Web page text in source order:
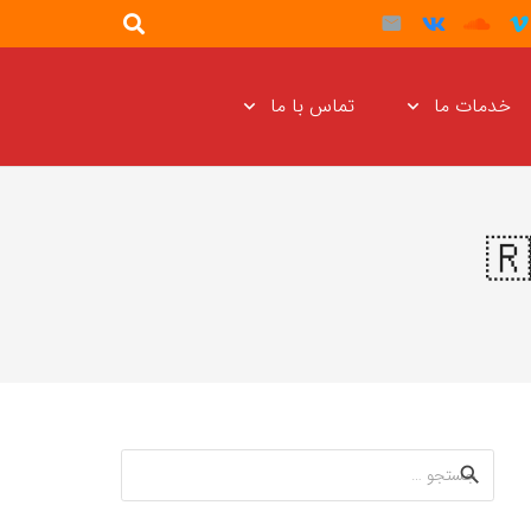
خدمات ما تماس با ما
جستجو
برای: